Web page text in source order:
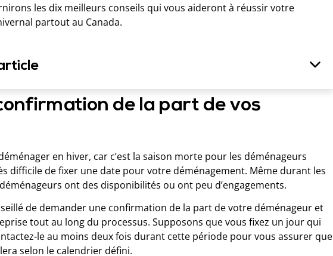
les dix meilleurs conseils qui vous aideront à réussir votre
partout au Canada.
de la part de vos
en hiver, car c’est la saison morte pour les déménageurs
difficile de fixer une date pour votre déménagement. Même durant les
ont des disponibilités ou ont peu d’engagements.
de demander une confirmation de la part de votre déménageur et
tout au long du processus. Supposons que vous fixez un jour qui
le au moins deux fois durant cette période pour vous assurer que
selon le calendrier défini.